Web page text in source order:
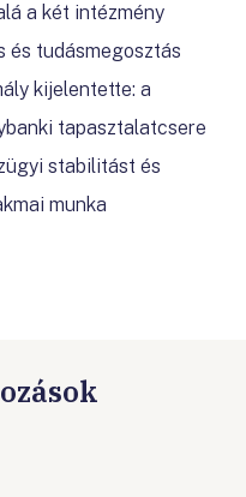
a két intézmény
és tudásmegosztás
kijelentette: a
tapasztalatcsere
stabilitást és
munka